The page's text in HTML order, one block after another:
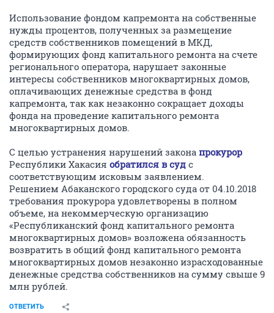
Использование фондом капремонта на собственные
нужды процентов, полученных за размещение
средств собственников помещений в МКД,
формирующих фонд капитального ремонта на счете
регионального оператора, нарушает законные
интересы собственников многоквартирных домов,
оплачивающих денежные средства в фонд
капремонта, так как незаконно сокращает доходы
фонда на проведение капитального ремонта
многоквартирных домов.
С целью устранения нарушений закона прокурор
Республики Хакасия обратился в суд с
соответствующим исковым заявлением.
Решением Абаканского городского суда от 04.10.2018
требования прокурора удовлетворены в полном
объеме, на некоммерческую организацию
«Республиканский фонд капитального ремонта
многоквартирных домов» возложена обязанность
возвратить в общий фонд капитального ремонта
многоквартирных домов незаконно израсходованные
денежные средства собственников на сумму свыше 9
млн рублей.
ОТВЕТИТЬ